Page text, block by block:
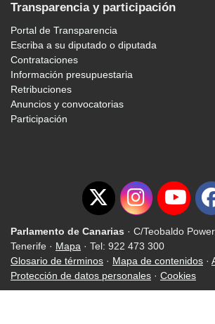
Transparencia y participación
Portal de Transparencia
Escriba a su diputado o diputada
Contrataciones
Información presupuestaria
Retribuciones
Anuncios y convocatorias
Participación
Parlamento de Canarias · C/Teobaldo
Tenerife · Mapa · Tel: 922 473 300
Glosario de términos · Mapa de contenidos ·
Protección de datos personales · Cookies